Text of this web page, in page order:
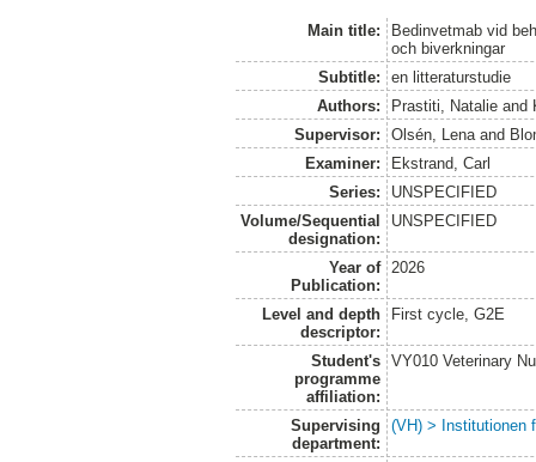
Main title:
Bedinvetmab vid
och biverkningar
Subtitle:
en litteraturstudie
Authors:
Prastiti, Natalie and
Supervisor:
Olsén, Lena and
Examiner:
Ekstrand, Carl
Series:
UNSPECIFIED
Volume/Sequential
designation:
UNSPECIFIED
Year of
Publication:
2026
Level and depth
descriptor:
First cycle, G2E
Student's
programme
affiliation:
VY010 Veterinary
Supervising
department:
(VH) > Institutionen